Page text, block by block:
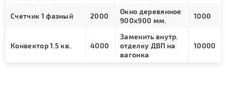
Счетчик 1 фазный 2000
Окно деревянное
900х900 мм.
1000
Конвектор 1.5 кв. 4000
Заменить внутр.
отделку ДВП на
вагонка
10000